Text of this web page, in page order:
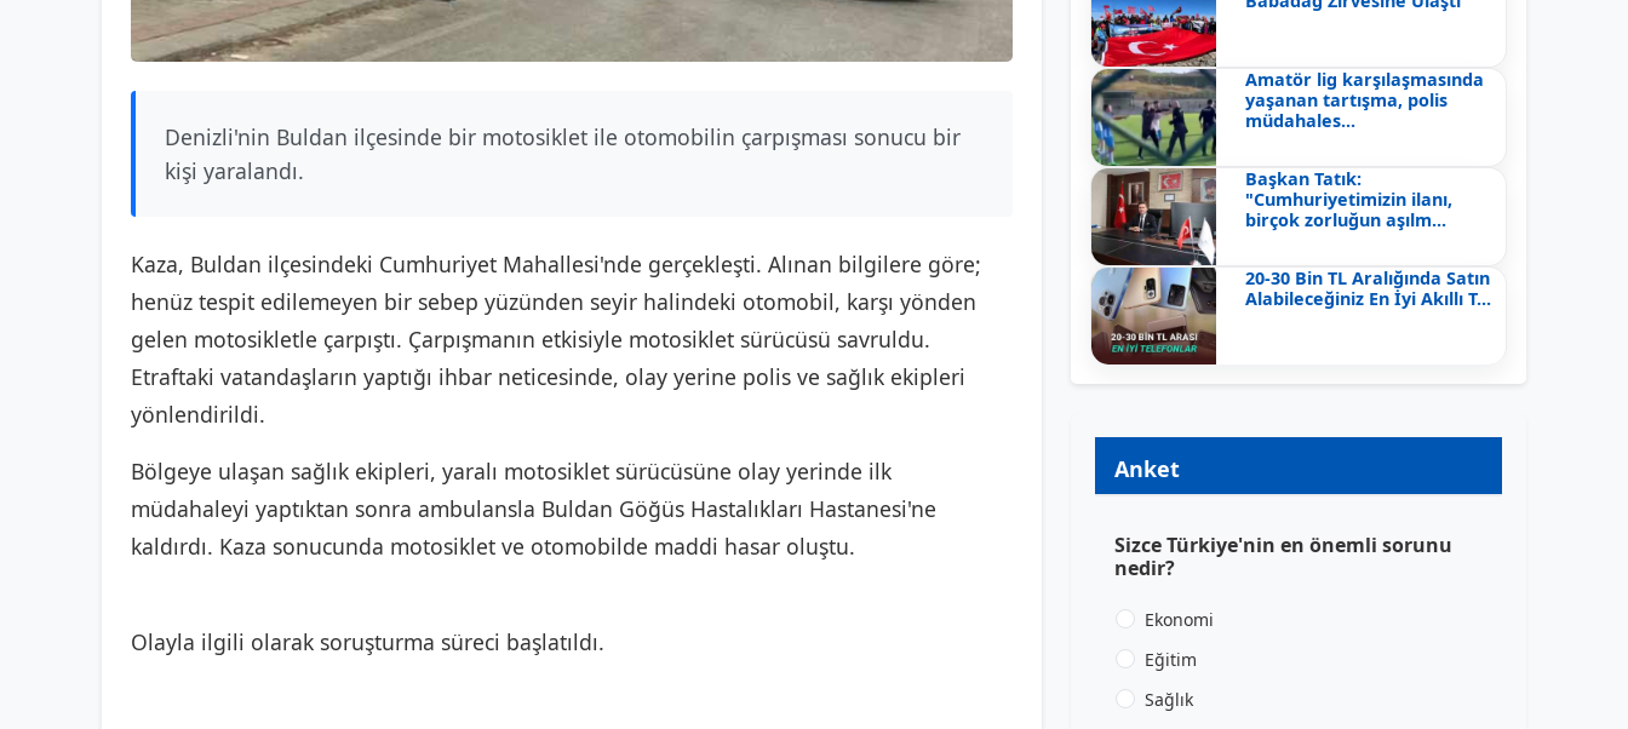
Denizli'nin Buldan ilçesinde bir motosiklet ile otomobilin çarpışması sonucu bir
kişi yaralandı.
Kaza, Buldan ilçesindeki Cumhuriyet Mahallesi'nde gerçekleşti. Alınan bilgilere göre;
henüz tespit edilemeyen bir sebep yüzünden seyir halindeki otomobil, karşı yönden
gelen motosikletle çarpıştı. Çarpışmanın etkisiyle motosiklet sürücüsü savruldu.
Etraftaki vatandaşların yaptığı ihbar neticesinde, olay yerine polis ve sağlık ekipleri
yönlendirildi.
Bölgeye ulaşan sağlık ekipleri, yaralı motosiklet sürücüsüne olay yerinde ilk
müdahaleyi yaptıktan sonra ambulansla Buldan Göğüs Hastalıkları Hastanesi'ne
kaldırdı. Kaza sonucunda motosiklet ve otomobilde maddi hasar oluştu.
Olayla ilgili olarak soruşturma süreci başlatıldı.
Amatör lig karşılaşmasında
yaşanan tartışma, polis
müdahales...
Başkan Tatık:
"Cumhuriyetimizin ilanı,
birçok zorluğun aşılm...
20-30 Bin TL Aralığında Satın
Alabileceğiniz En İyi Akıllı T...
Anket
Sizce Türkiye'nin en önemli sorunu
nedir?
Ekonomi
Eğitim
Sağlık